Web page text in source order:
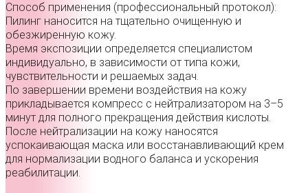
Способ применения (профессиональный протокол):
Пилинг наносится на тщательно очищенную и
обезжиренную кожу.
Время экспозиции определяется специалистом
индивидуально, в зависимости от типа кожи,
чувствительности и решаемых задач.
По завершении времени воздействия на кожу
прикладывается компресс с нейтрализатором на 3–5
минут для полного прекращения действия кислоты.
После нейтрализации на кожу наносятся
успокаивающая маска или восстанавливающий крем
для нормализации водного баланса и ускорения
реабилитации.